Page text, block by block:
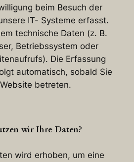
beim Besuch der
IT- Systeme erfasst.
technische Daten (z. B.
Betriebssystem oder
Die Erfassung
automatisch, sobald Sie
betreten.
wir Ihre Daten?
wird erhoben, um eine